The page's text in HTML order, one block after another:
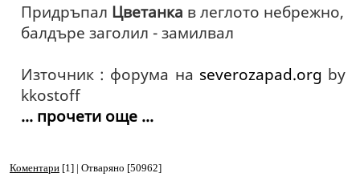
Придръпал Цветанка в леглото небрежно,
балдъре заголил - замилвал
Източник : форума на severozapad.org by
kkostoff
... прочети още ...
Коментари [1] | Отваряно [50962]